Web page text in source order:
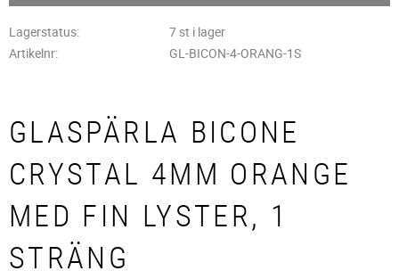
Lagerstatus
7 st i lager
Artikelnr
GL-BICON-4-ORANG-1S
GLASPÄRLA BICONE
CRYSTAL 4MM ORANGE
MED FIN LYSTER, 1
STRÄNG